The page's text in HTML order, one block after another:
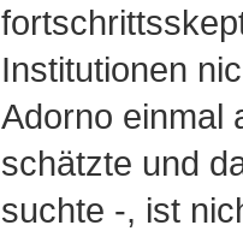
Institutionen
Adorno einmal
schätzte und
suchte -, ist